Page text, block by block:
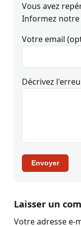
Vous avez
Informez
Votre email
Décrivez
Envoyer
Laisser un
Votre adresse e-